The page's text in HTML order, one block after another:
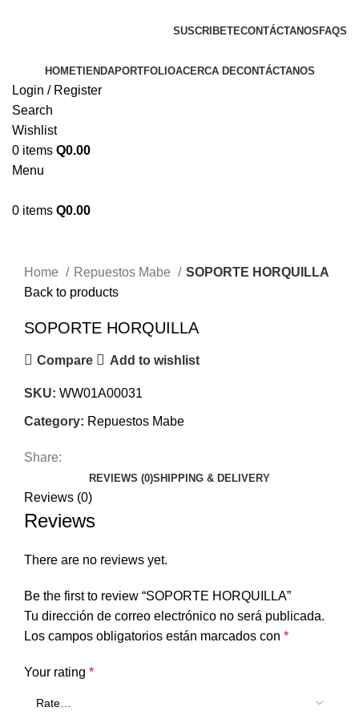
SUSCRIBETECONTÁCTANOS FAQS
HOMETIENDAPORTFOLIOACERCA DECONTÁCTANOS
Login / Register
Search
Wishlist
0 items Q0.00
Menu
0 items Q0.00
Home
Repuestos Mabe
SOPORTE HORQUILLA
Back to products
SOPORTE HORQUILLA
Compare Add to wishlist
SKU: WW01A00031
Category: Repuestos Mabe
Share:
REVIEWS (0)SHIPPING & DELIVERY
Reviews (0)
Reviews
There are no reviews yet.
Be the first to review “SOPORTE HORQUILLA”
Tu dirección de correo electrónico no será publicada.
Los campos obligatorios están marcados con *
Your rating *